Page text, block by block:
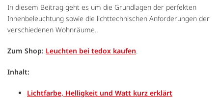
In diesem Beitrag geht es um die Grundlagen der perfekten
Innenbeleuchtung sowie die lichttechnischen Anforderungen der
verschiedenen Wohnräume.
Zum Shop: Leuchten bei tedox kaufen.
Inhalt:
Lichtfarbe, Helligkeit und Watt kurz erklärt